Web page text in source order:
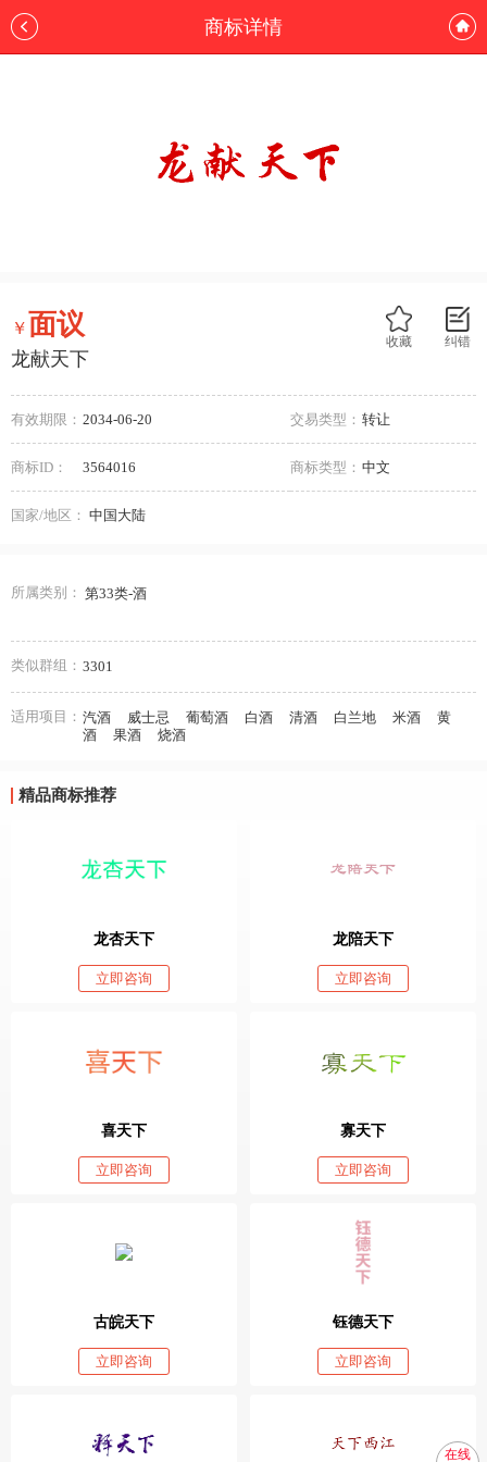
商标详情
纠错
收藏
￥面议
龙献天下
有效期限： 2034-06-20 交易类型： 转让
商标ID： 3564016 商标类型： 中文
国家/地区： 中国大陆
所属类别： 第33类-酒
类似群组： 3301
适用项目： 汽酒 威士忌 葡萄酒 白酒 清酒 白兰地 米酒
黄
酒
果酒 烧酒
精品商标推荐
龙杏天下
立即咨询
龙陪天下
立即咨询
喜天下
立即咨询
寡天下
立即咨询
古皖天下
立即咨询
钰德天下
立即咨询
在线